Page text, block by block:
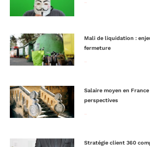
Mali de liquidation :
fermeture
Salaire moyen en
perspectives
Stratégie client 360